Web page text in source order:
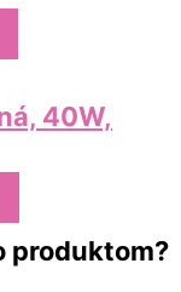
40W,
produktom?